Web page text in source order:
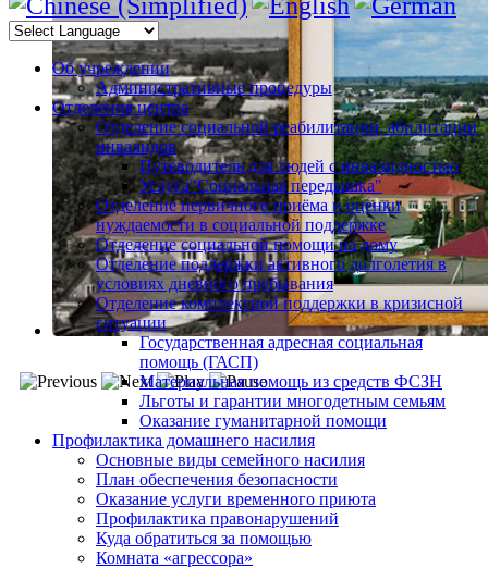
Об учреждении
Административные процедуры
Отделения центра
Отделение социальной реабилитации, абилитации
инвалидов
Путеводитель для людей с инвалидностью
Услуга"Социальная передышка"
Отделение первичного приёма и оценки
нуждаемости в социальной поддержке
Отделение социальной помощи на дому
Отделение поддержки активного долголетия в
условиях дневного пребывания
Отделение комплексной поддержки в кризисной
ситуации
Государственная адресная социальная
помощь (ГАСП)
Материальная помощь из средств ФСЗН
Льготы и гарантии многодетным семьям
Оказание гуманитарной помощи
Профилактика домашнего насилия
Основные виды семейного насилия
План обеспечения безопасности
Оказание услуги временного приюта
Профилактика правонарушений
Куда обратиться за помощью
Комната «агрессора»